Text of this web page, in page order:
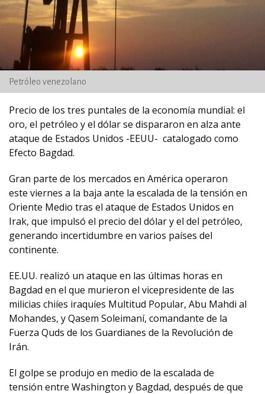
Petróleo venezolano
Precio de los tres puntales de la economía mundial: el
oro, el petróleo y el dólar se dispararon en alza ante
ataque de Estados Unidos -EEUU- catalogado como
Efecto Bagdad.
Gran parte de los mercados en América operaron
este viernes a la baja ante la escalada de la tensión en
Oriente Medio tras el ataque de Estados Unidos en
Irak, que impulsó el precio del dólar y el del petróleo,
generando incertidumbre en varios países del
continente.
EE.UU. realizó un ataque en las últimas horas en
Bagdad en el que murieron el vicepresidente de las
milicias chiíes iraquíes Multitud Popular, Abu Mahdi al
Mohandes, y Qasem Soleimaní, comandante de la
Fuerza Quds de los Guardianes de la Revolución de
Irán.
El golpe se produjo en medio de la escalada de
tensión entre Washington y Bagdad, después de que